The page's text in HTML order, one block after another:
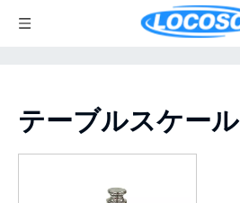
テーブルスケール